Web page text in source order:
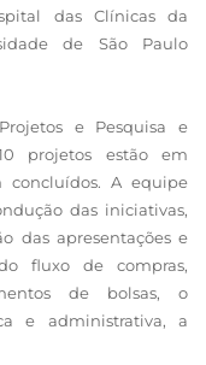
das Clínicas da
de São Paulo
e Pesquisa e
projetos estão em
A equipe
das iniciativas,
das apresentações e
fluxo de compras,
de bolsas, o
e administrativa, a